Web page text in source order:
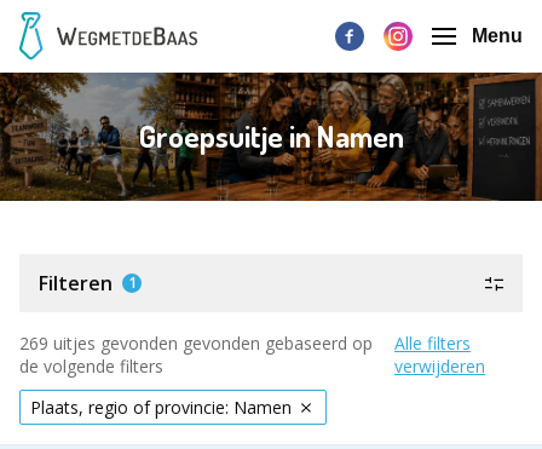
Menu
Groepsuitje in Namen
Filteren 1
269 uitjes gevonden gevonden gebaseerd op
de volgende filters
Alle filters
verwijderen
Plaats, regio of provincie: Namen